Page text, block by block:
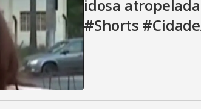
idosa
#Shorts